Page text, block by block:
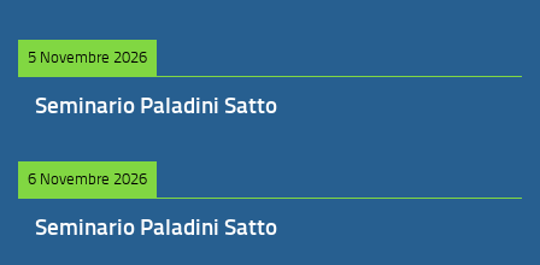
5 Novembre 2026
Seminario Paladini Satto
6 Novembre 2026
Seminario Paladini Satto